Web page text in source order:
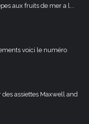
aux fruits de mer a l...
voici le numéro
assiettes Maxwell and